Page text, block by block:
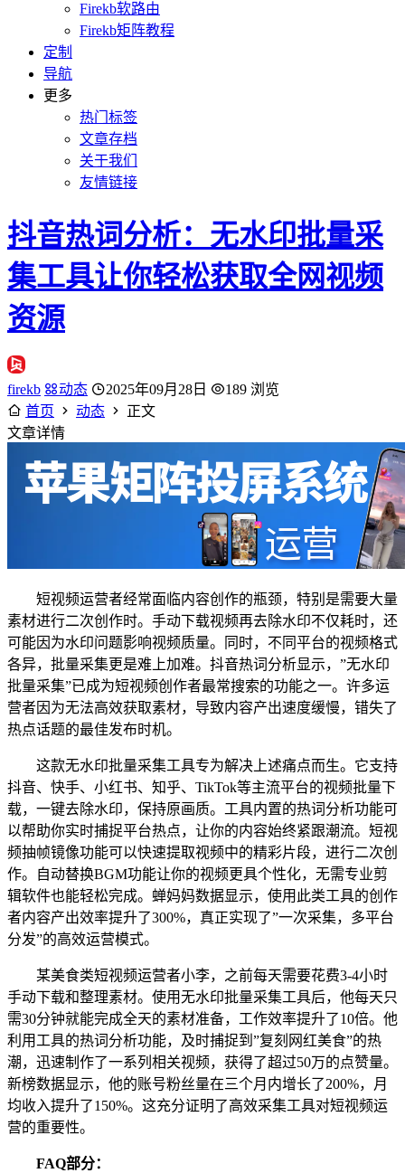
Firekb软路由
Firekb矩阵教程
定制
导航
更多
热门标签
文章存档
关于我们
友情链接
抖音热词分析：无水印批量采
集工具让你轻松获取全网视频
资源
firekb 动态 2025年09月28日
189 浏览
首页
动态
正文
文章详情
短视频运营者经常面临内容创作的瓶颈，特别是需要大量
素材进行二次创作时。手动下载视频再去除水印不仅耗时，还
可能因为水印问题影响视频质量。同时，不同平台的视频格式
各异，批量采集更是难上加难。抖音热词分析显示，”无水印
批量采集”已成为短视频创作者最常搜索的功能之一。许多运
营者因为无法高效获取素材，导致内容产出速度缓慢，错失了
热点话题的最佳发布时机。
这款无水印批量采集工具专为解决上述痛点而生。它支持
抖音、快手、小红书、知乎、TikTok等主流平台的视频批量下
载，一键去除水印，保持原画质。工具内置的热词分析功能可
以帮助你实时捕捉平台热点，让你的内容始终紧跟潮流。短视
频抽帧镜像功能可以快速提取视频中的精彩片段，进行二次创
作。自动替换BGM功能让你的视频更具个性化，无需专业剪
辑软件也能轻松完成。蝉妈妈数据显示，使用此类工具的创作
者内容产出效率提升了300%，真正实现了”一次采集，多平台
分发”的高效运营模式。
某美食类短视频运营者小李，之前每天需要花费3-4小时
手动下载和整理素材。使用无水印批量采集工具后，他每天只
需30分钟就能完成全天的素材准备，工作效率提升了10倍。他
利用工具的热词分析功能，及时捕捉到”复刻网红美食”的热
潮，迅速制作了一系列相关视频，获得了超过50万的点赞量。
新榜数据显示，他的账号粉丝量在三个月内增长了200%，月
均收入提升了150%。这充分证明了高效采集工具对短视频运
营的重要性。
FAQ部分：